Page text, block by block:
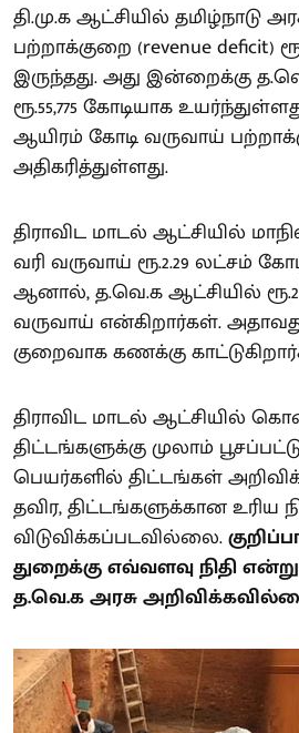
தி.மு.க ஆட்சியில் தமிழ்நாடு
பற்றாக்குறை (revenue deficit)
இருந்தது. அது இன்றைக்கு
ரூ.55,775 கோடியாக
ஆயிரம் கோடி வருவாய்
அதிகரித்துள்ளது.
திராவிட மாடல் ஆட்சியில்
வரி வருவாய் ரூ.2.29 லட்சம்
ஆனால், த.வெ.க ஆட்சியில்
வருவாய் என்கிறார்கள்.
குறைவாக கணக்கு
திராவிட மாடல் ஆட்சியில்
திட்டங்களுக்கு முலாம்
பெயர்களில் திட்டங்கள்
தவிர, திட்டங்களுக்கான உரிய
விடுவிக்கப்படவில்லை.
துறைக்கு எவ்வளவு நிதி
த.வெ.க அரசு